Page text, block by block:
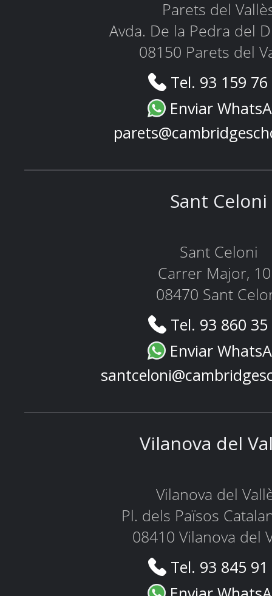
Parets del
Avda. De la Pedra del
08150 Parets del
Tel. 93 159
Enviar
Sant Celoni
Sant Celoni
Carrer Major,
08470 Sant
Tel. 93 860
Enviar
Vilanova del
Vilanova del
Pl. dels Països
08410 Vilanova del
Tel. 93 845